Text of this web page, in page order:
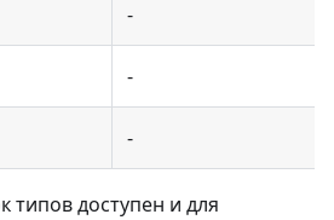
-
-
-
типов доступен и для